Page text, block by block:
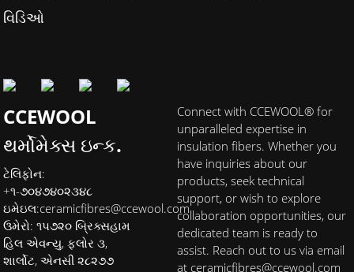
વિડિઓ
CCEWOOL
થર્મોમેક્સ ઇન્ક.
ટેલિફોન:
+૧-૭૦૪૭૪૦૨૩૪૮
ઇમેઇલ:ceramicfibres@ccewool.com
ઉમેરો: ૧૫૭૨૦ બ્રિક્સહામ
હિલ એવન્યુ, ફ્લોર ૩,
શાર્લોટ, એનસી ૨૮૨૭૭
Connect with CCEWOOL® for
unparalleled expertise in
insulation fibers. Whether you
have inquiries about our
products, seek technical
support, or wish to explore
collaboration opportunities, our
dedicated team is ready to
assist. Reach out to us via email
at ceramicfibres@ccewool.com